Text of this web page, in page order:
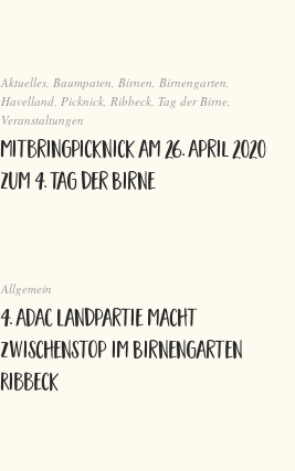
Aktuelles Baumpaten Birnen Birnengarten
Havelland Picknick Ribbeck Tag der Birne
Veranstaltungen
Mitbringpicknick am 26. April 2020
zum 4. Tag der Birne
Allgemein
4. ADAC Landpartie macht
Zwischenstop im Birnengarten
Ribbeck